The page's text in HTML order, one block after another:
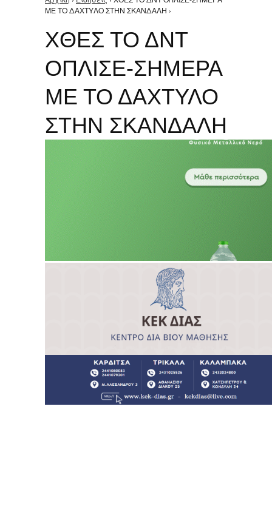
Είστε εδώ
ΜΕ ΤΟ ΔΑΧΤΥΛΟ ΣΤΗΝ ΣΚΑΝΔΑΛΗ ›
ΧΘΕΣ ΤΟ ΔΝΤ
ΟΠΛΙΣΕ-ΣΗΜΕΡΑ
ΜΕ ΤΟ ΔΑΧΤΥΛΟ
ΣΤΗΝ ΣΚΑΝΔΑΛΗ